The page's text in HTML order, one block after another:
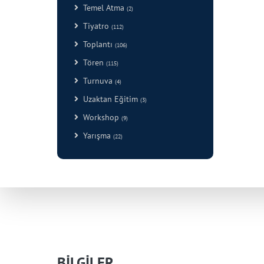
Temel Atma (2)
Tiyatro (112)
Toplantı (106)
Tören (115)
Turnuva (4)
Uzaktan Eğitim (3)
Workshop (9)
Yarışma (22)